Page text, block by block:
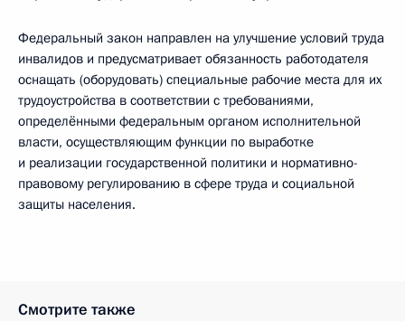
Федеральный закон направлен на улучшение условий труда
инвалидов и предусматривает обязанность работодателя
оснащать (оборудовать) специальные рабочие места для их
трудоустройства в соответствии с требованиями,
определёнными федеральным органом исполнительной
власти, осуществляющим функции по выработке
и реализации государственной политики и нормативно-
правовому регулированию в сфере труда и социальной
защиты населения.
Смотрите также